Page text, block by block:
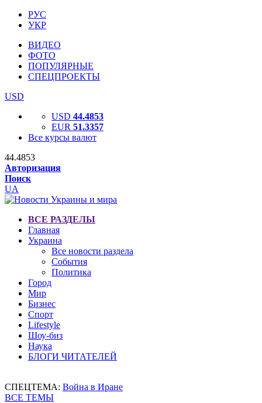
РУС
УКР
ВИДЕО
ФОТО
ПОПУЛЯРНЫЕ
СПЕЦПРОЕКТЫ
USD
USD 44.4853
EUR 51.3357
Все курсы валют
44.4853
Авторизация
Поиск
UA
ВСЕ РАЗДЕЛЫ
Главная
Украина
Все новости раздела
События
Политика
Город
Мир
Бизнес
Спорт
Lifestyle
Шоу-биз
Наука
БЛОГИ ЧИТАТЕЛЕЙ
СПЕЦТЕМА: Война в Иране
ВСЕ ТЕМЫ